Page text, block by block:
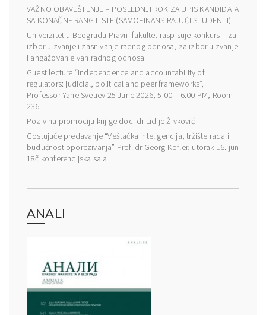
VAŽNO OBAVEŠTENJE – POSLEDNJI ROK ZA UPIS KANDIDATA
SA KONAČNE RANG LISTE (SAMOFINANSIRAJUĆI STUDENTI)
Univerzitet u Beogradu Pravni fakultet raspisuje konkurs – za
izbor u zvanje i zasnivanje radnog odnosa, za izbor u zvanje
i angažovanje van radnog odnosa
Guest lecture “Independence and accountability of
regulators: judicial, political and peer frameworks”,
Professor Yane Svetiev 25 June 2026, 5.00 – 6.00 PM, Room
236
Poziv na promociju knjige doc. dr Lidije Živković
Gostujuće predavanje “Veštačka inteligencija, tržište rada i
budućnost oporezivanja” Prof. dr Georg Kofler, utorak 16. jun
18č konferencijska sala
ANALI